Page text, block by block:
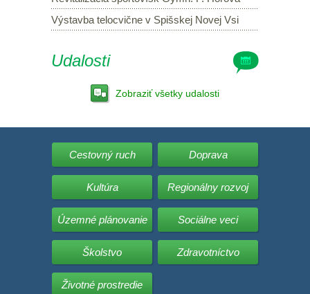
Výstavba telocvične v Spišskej Novej Vsi
Udalosti
Zobraziť všetky udalosti
Cestovný ruch Doprava
Kultúra Regionálny rozvoj
Územné plánovanie Sociálne veci
Školstvo Zdravotníctvo
Životné prostredie